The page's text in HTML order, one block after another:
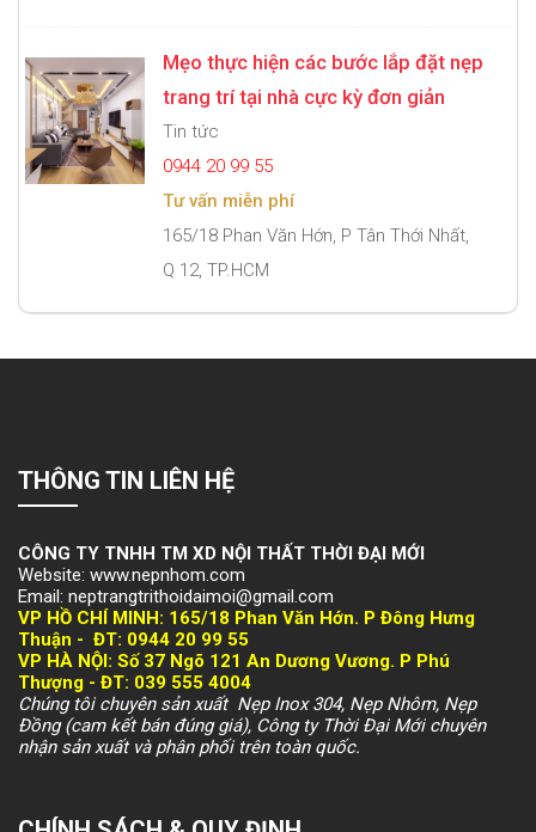
Mẹo thực hiện các bước lắp đặt nẹp
trang trí tại nhà cực kỳ đơn giản
Tin tức
0944 20 99 55
Tư vấn miễn phí
165/18 Phan Văn Hớn, P Tân Thới Nhất,
Q 12, TP.HCM
THÔNG TIN LIÊN HỆ
CÔNG TY TNHH TM XD NỘI THẤT THỜI ĐẠI MỚI
Website: www.nepnhom.com
Email: neptrangtrithoidaimoi@gmail.com
VP HỒ CHÍ MINH: 165/18 Phan Văn Hớn. P Đông Hưng
Thuận - ĐT: 0944 20 99 55
VP HÀ NỘI: Số 37 Ngõ 121 An Dương Vương. P Phú
Thượng - ĐT: 039 555 4004
Chúng tôi chuyên sản xuất Nẹp Inox 304, Nẹp Nhôm, Nẹp
Đồng (cam kết bán đúng giá), Công ty Thời Đại Mới chuyên
nhận sản xuất và phân phối trên toàn quốc.